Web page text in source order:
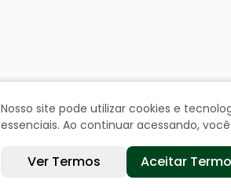
Nosso site pode utilizar cookies e
essenciais. Ao continuar acessando,
Ver Termos Aceitar